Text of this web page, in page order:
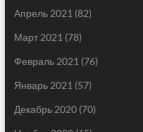
Апрель 2021 (82)
Март 2021 (78)
Февраль 2021 (76)
Январь 2021 (57)
Декабрь 2020(70)